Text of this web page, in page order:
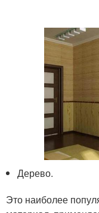
Дерево.
Это наиболее